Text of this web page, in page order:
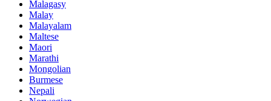
Malagasy
Malay
Malayalam
Maltese
Maori
Marathi
Mongolian
Burmese
Nepali